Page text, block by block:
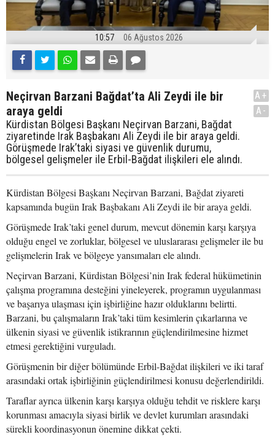
10:57 06 Ağustos 2026
Neçirvan Barzani Bağdat’ta Ali Zeydi ile bir
araya geldi
Kürdistan Bölgesi Başkanı Neçirvan Barzani, Bağdat
ziyaretinde Irak Başbakanı Ali Zeydi ile bir araya geldi.
Görüşmede Irak’taki siyasi ve güvenlik durumu,
bölgesel gelişmeler ile Erbil-Bağdat ilişkileri ele alındı.
A+
A-
Kürdistan Bölgesi Başkanı Neçirvan Barzani, Bağdat ziyareti
kapsamında bugün Irak Başbakanı Ali Zeydi ile bir araya geldi.
Görüşmede Irak’taki genel durum, mevcut dönemin karşı karşıya
olduğu engel ve zorluklar, bölgesel ve uluslararası gelişmeler ile bu
gelişmelerin Irak ve bölgeye yansımaları ele alındı.
Neçirvan Barzani, Kürdistan Bölgesi’nin Irak federal hükümetinin
çalışma programına desteğini yineleyerek, programın uygulanması
ve başarıya ulaşması için işbirliğine hazır olduklarını belirtti.
Barzani, bu çalışmaların Irak’taki tüm kesimlerin çıkarlarına ve
ülkenin siyasi ve güvenlik istikrarının güçlendirilmesine hizmet
etmesi gerektiğini vurguladı.
Görüşmenin bir diğer bölümünde Erbil-Bağdat ilişkileri ve iki taraf
arasındaki ortak işbirliğinin güçlendirilmesi konusu değerlendirildi.
Taraflar ayrıca ülkenin karşı karşıya olduğu tehdit ve risklere karşı
korunması amacıyla siyasi birlik ve devlet kurumları arasındaki
sürekli koordinasyonun önemine dikkat çekti.